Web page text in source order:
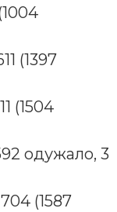
(1397
(1504
одужало, 3
(1587